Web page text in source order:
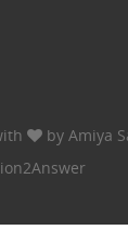
by Amiya